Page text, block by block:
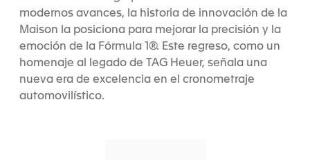
modernos avances, la historia de innovación de la
Maison la posiciona para mejorar la precisión y la
emoción de la Fórmula 1®. Este regreso, como un
homenaje al legado de TAG Heuer, señala una
nueva era de excelencia en el cronometraje
automovilístico.